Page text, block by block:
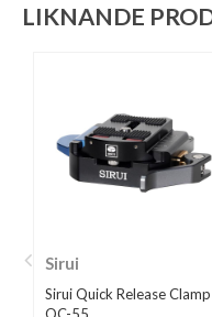
LIKNANDE
Sirui
Sirui Quick Release Clamp